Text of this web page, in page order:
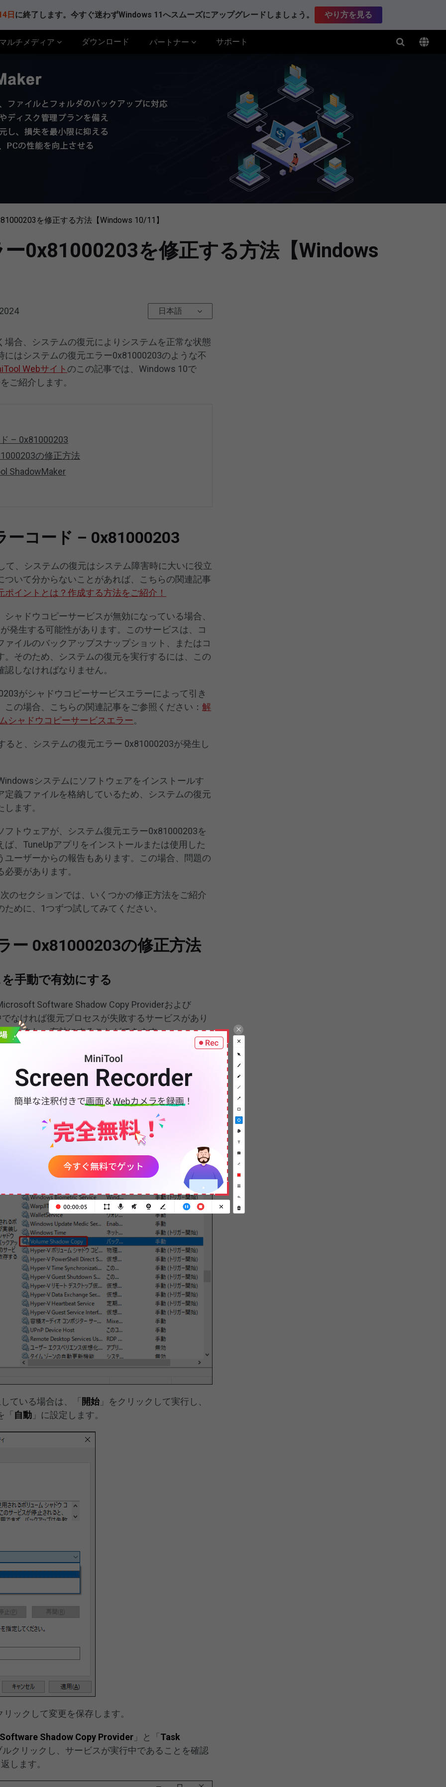
日 に終了します。今すぐ迷わずWindows 11へスムーズにアップグレードしましょう。 やり方を見る
ルチメディア ダウンロード パートナー サポート
を修正する方法【Windows 10/11】
0x81000203を修正する方法【Windows
日本語
合、システムの復元によりシステムを正常な状態
はシステムの復元エラー0x81000203のような不
Webサイト のこの記事では、Windows 10で
ご紹介します。
– 0x81000203
の修正方法
ShadowMaker
ーコード – 0x81000203
て、システムの復元はシステム障害時に大いに役立
いて分からないことがあれば、こちらの関連記事
ポイントとは？作成する方法をご紹介！
ャドウコピーサービスが無効になっている場合、
発生する可能性があります。このサービスは、コ
イルのバックアップスナップショット、またはコ
そのため、システムの復元を実行するには、この
しなければなりません。
がシャドウコピーサービスエラーによって引き
の場合、こちらの関連記事をご参照ください：解
シャドウコピーサービスエラー。
と、システムの復元エラー 0x81000203が発生し
システムにソフトウェアをインストールす
義ファイルを格納しているため、システムの復元
ます。
トウェアが、システム復元エラー0x81000203を
、TuneUpアプリをインストールまたは使用した
ーザーからの報告もあります。この場合、問題の
要があります。
のセクションでは、いくつかの修正方法をご紹介
めに、1つずつ試してみてください。
ー 0x81000203の修正方法
手動で有効にする
Software Shadow Copy Providerおよび
なければ復元プロセスが失敗するサービスがあり
ックし、有効にすることができます。
て検索ボックスを開き、「サービス
ている場合は、「 開始 」をクリックして実行し、
「 自動 」に設定します。
リックして変更を保存します。
Shadow Copy Provider 」と「 Task
クリックし、サービスが実行中であることを確認
します。